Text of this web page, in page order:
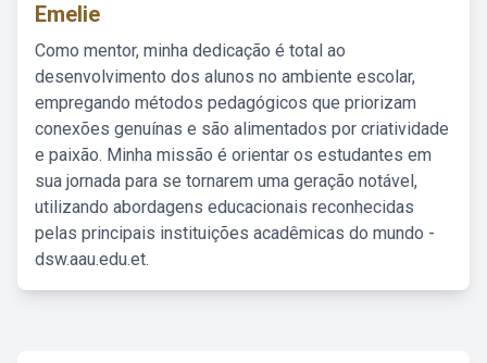
Emelie
Como mentor, minha dedicação é total ao
desenvolvimento dos alunos no ambiente escolar,
empregando métodos pedagógicos que priorizam
conexões genuínas e são alimentados por criatividade
e paixão. Minha missão é orientar os estudantes em
sua jornada para se tornarem uma geração notável,
utilizando abordagens educacionais reconhecidas
pelas principais instituições acadêmicas do mundo -
dsw.aau.edu.et.